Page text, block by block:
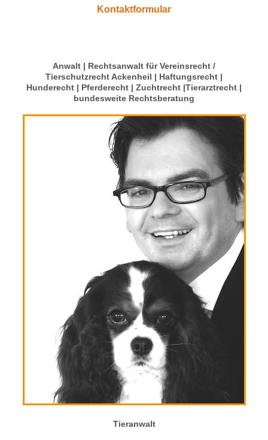
Kontaktformular
Anwalt | Rechtsanwalt für Vereinsrecht /
Tierschutzrecht Ackenheil | Haftungsrecht |
Hunderecht | Pferderecht | Zuchtrecht |Tierarztrecht |
bundesweite Rechtsberatung
Tieranwalt